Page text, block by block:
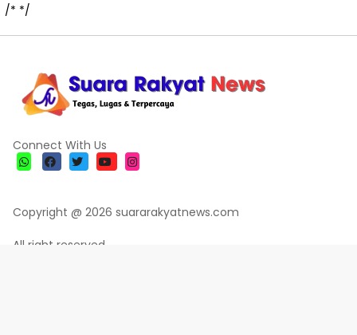
/* */
Connect With Us
Copyright @ 2026 suararakyatnews.com
All right reserved